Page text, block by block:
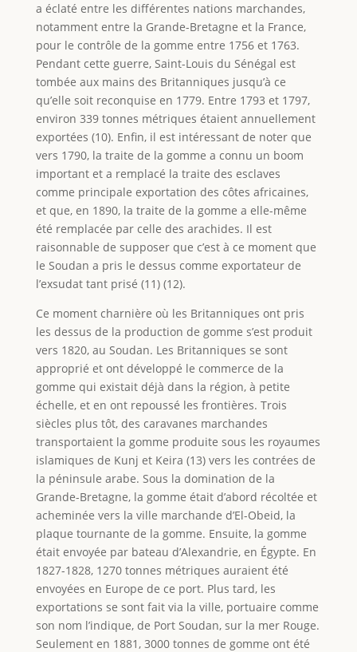
a éclaté entre les différentes nations marchandes,
notamment entre la Grande-Bretagne et la France,
pour le contrôle de la gomme entre 1756 et 1763.
Pendant cette guerre, Saint-Louis du Sénégal est
tombée aux mains des Britanniques jusqu’à ce
qu’elle soit reconquise en 1779. Entre 1793 et 1797,
environ 339 tonnes métriques étaient annuellement
exportées (10). Enfin, il est intéressant de noter que
vers 1790, la traite de la gomme a connu un boom
important et a remplacé la traite des esclaves
comme principale exportation des côtes africaines,
et que, en 1890, la traite de la gomme a elle-même
été remplacée par celle des arachides. Il est
raisonnable de supposer que c’est à ce moment que
le Soudan a pris le dessus comme exportateur de
l’exsudat tant prisé (11) (12).
Ce moment charnière où les Britanniques ont pris
les dessus de la production de gomme s’est produit
vers 1820, au Soudan. Les Britanniques se sont
approprié et ont développé le commerce de la
gomme qui existait déjà dans la région, à petite
échelle, et en ont repoussé les frontières. Trois
siècles plus tôt, des caravanes marchandes
transportaient la gomme produite sous les royaumes
islamiques de Kunj et Keira (13) vers les contrées de
la péninsule arabe. Sous la domination de la
Grande-Bretagne, la gomme était d’abord récoltée et
acheminée vers la ville marchande d’El-Obeid, la
plaque tournante de la gomme. Ensuite, la gomme
était envoyée par bateau d’Alexandrie, en Égypte. En
1827-1828, 1270 tonnes métriques auraient été
envoyées en Europe de ce port. Plus tard, les
exportations se sont fait via la ville, portuaire comme
son nom l’indique, de Port Soudan, sur la mer Rouge.
Seulement en 1881, 3000 tonnes de gomme ont été